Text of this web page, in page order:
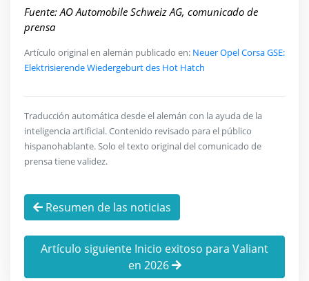
Fuente: AO Automobile Schweiz AG, comunicado de
prensa
Artículo original en alemán publicado en: Neuer Opel Corsa GSE:
Elektrisierende Wiedergeburt des Hot Hatch
Traducción automática desde el alemán con la ayuda de la
inteligencia artificial. Contenido revisado para el público
hispanohablante. Solo el texto original del comunicado de
prensa tiene validez.
Resumen de las noticias
Artículo siguiente Inicio exitoso para Valiant
en 2026